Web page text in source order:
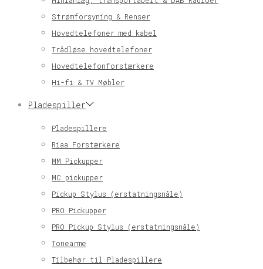
Strømforsyning & Renser
Hovedtelefoner med kabel
Trådløse hovedtelefoner
Hovedtelefonforstærkere
Hi-fi & TV Møbler
Pladespiller
Pladespillere
Riaa Forstærkere
MM Pickupper
MC pickupper
Pickup Stylus (erstatningsnåle)
PRO Pickupper
PRO Pickup Stylus (erstatningsnåle)
Tonearme
Tilbehør til Pladespillere